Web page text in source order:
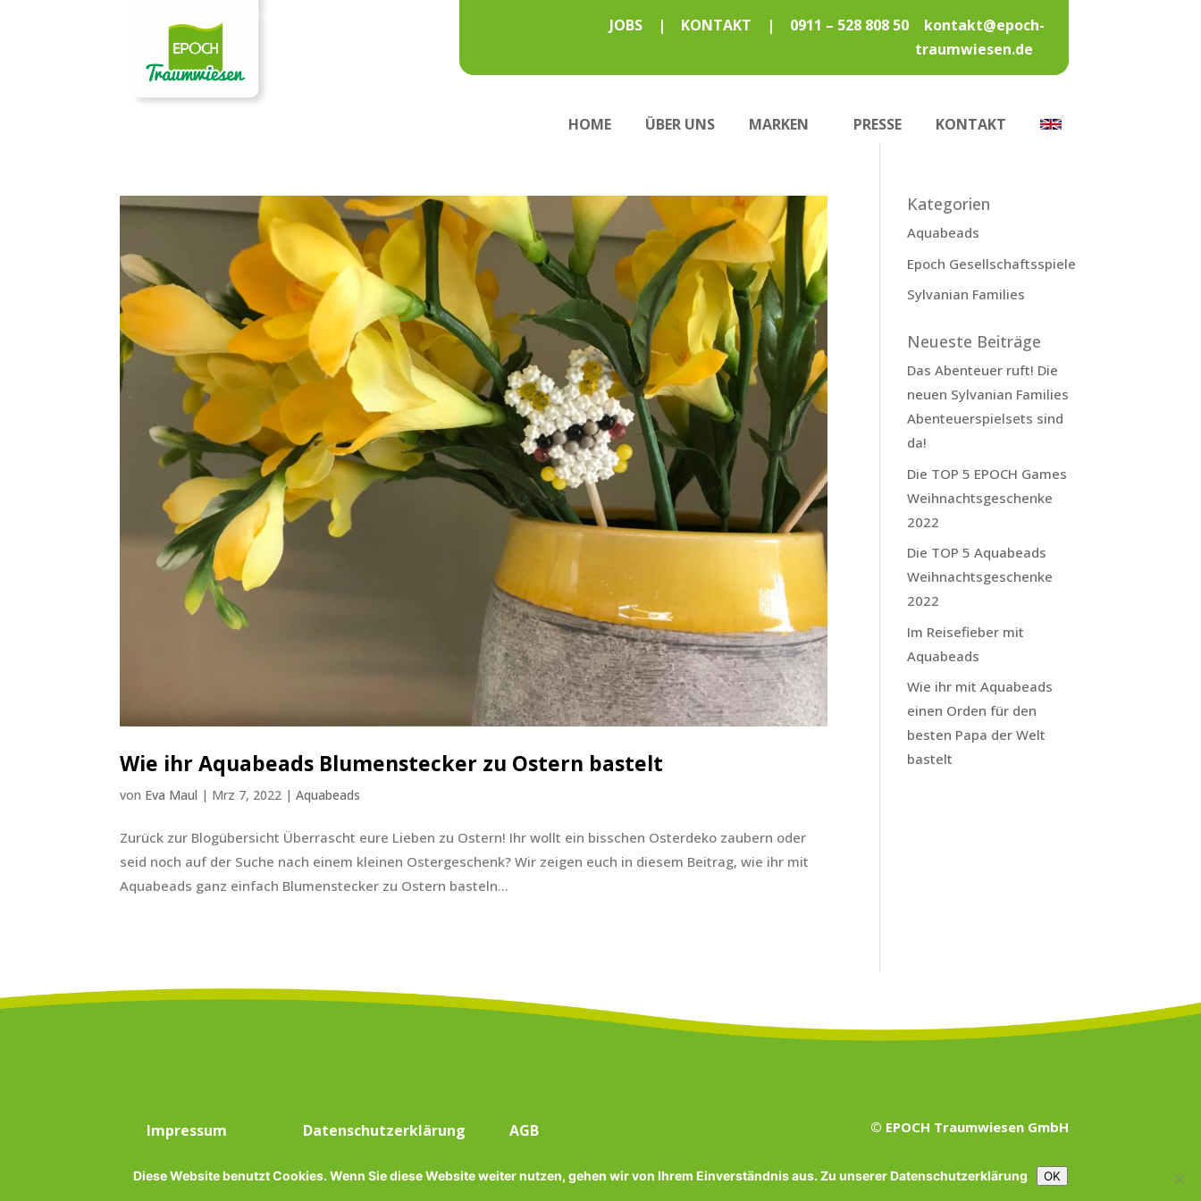
JOBS | KONTAKT | 0911 – 528 808 50
kontakt@epoch-
traumwiesen.de
HOME ÜBER UNS MARKEN PRESSE KONTAKT
Wie ihr Aquabeads Blumenstecker zu Ostern bastelt
von Eva Maul | Mrz 7, 2022 |Aquabeads
Zurück zur Blogübersicht Überrascht eure Lieben zu Ostern! Ihr wollt ein bisschen Osterdeko zaubern oder
seid noch auf der Suche nach einem kleinen Ostergeschenk? Wir zeigen euch in diesem Beitrag, wie ihr mit
Aquabeads ganz einfach Blumenstecker zu Ostern basteln...
Kategorien
Aquabeads
Epoch Gesellschaftsspiele
Sylvanian Families
Neueste Beiträge
Das Abenteuer ruft! Die
neuen Sylvanian Families
Abenteuerspielsets sind
da!
Die TOP 5 EPOCH Games
Weihnachtsgeschenke
2022
Die TOP 5 Aquabeads
Weihnachtsgeschenke
2022
Im Reisefieber mit
Aquabeads
Wie ihr mit Aquabeads
einen Orden für den
besten Papa der Welt
bastelt
Impressum Datenschutzerklärung AGB © EPOCH Traumwiesen GmbH
Diese Website benutzt Cookies. Wenn Sie diese Website weiter nutzen, gehen wir von Ihrem Einverständnis aus. Zu unsererDatenschutzerklärung OK